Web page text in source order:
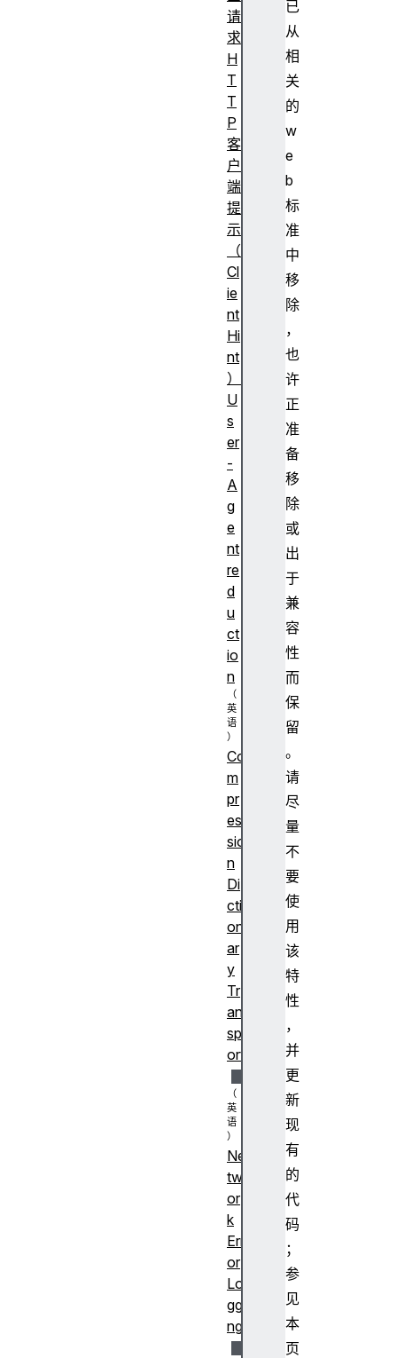
已
从
相
关
的
w
e
b
标
准
中
移
除
，
也
许
正
准
备
移
除
或
出
于
兼
容
性
而
保
留
。
请
尽
量
不
要
使
用
该
特
性
，
并
更
新
现
有
的
代
码
；
参
见
本
页
请
求
H
T
T
P
客
户
端
提
示
（
Cl
ie
nt
Hi
nt
）
U
s
er
-
A
g
e
nt
re
d
u
ct
io
n
Co
m
pr
es
sio
n
Di
cti
on
ar
y
Tr
an
sp
ort
Ne
tw
or
k
Err
or
Lo
ggi
ng